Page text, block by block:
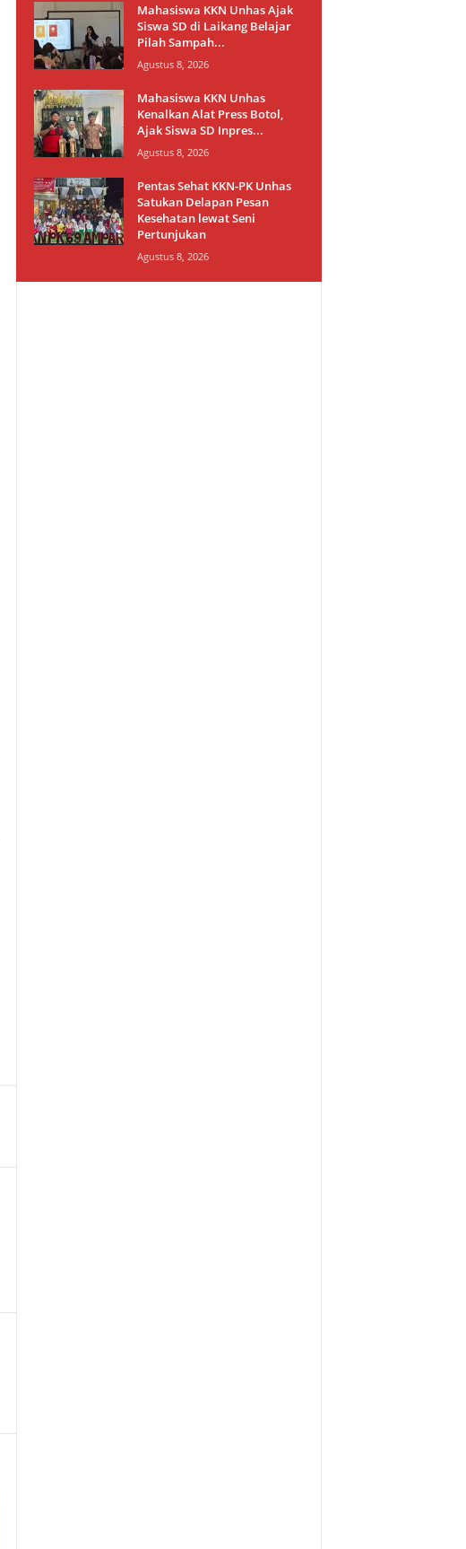
Mahasiswa KKN Unhas Ajak
Siswa SD di Laikang Belajar
Pilah Sampah...
Agustus 8, 2026
Mahasiswa KKN Unhas
Kenalkan Alat Press Botol,
Ajak Siswa SD Inpres...
Agustus 8, 2026
Pentas Sehat KKN-PK Unhas
Satukan Delapan Pesan
Kesehatan lewat Seni
Pertunjukan
Agustus 8, 2026